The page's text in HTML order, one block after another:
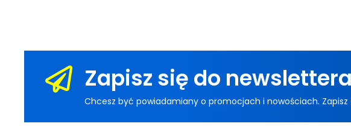
Zapisz się do newslettera
Chcesz być powiadamiany o promocjach i nowościach. Zapisz